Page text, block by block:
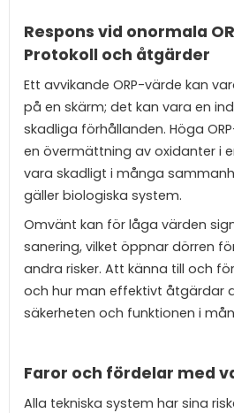
Respons vid onormala
Protokoll och åtgärder
Ett avvikande ORP-värde kan
på en skärm; det kan vara en
skadliga förhållanden. Höga
en övermättning av oxidanter i
vara skadligt i många
gäller biologiska system.
Omvänt kan för låga värden
sanering, vilket öppnar dörren
andra risker. Att känna till och
och hur man effektivt åtgärdar
säkerheten och funktionen i
Faror och fördelar med
Alla tekniska system har sina